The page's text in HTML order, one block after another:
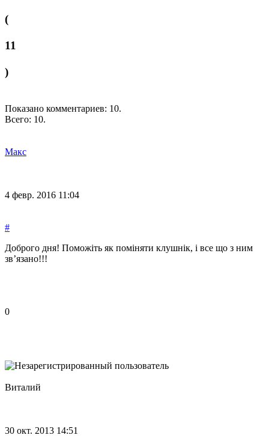
(
11
)
Показано комментариев: 10.
Всего: 10.
Макс
4 февр. 2016 11:04
#
Доброго дня! Поможіть як поміняти клушнік, і все що з ним
зв’язано!!!
0
Виталий
30 окт. 2013 14:51